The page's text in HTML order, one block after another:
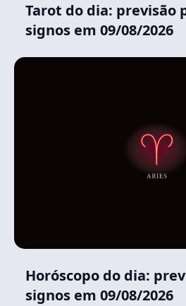
Tarot do dia: previsão
signos em 09/08/2026
Horóscopo do dia:
signos em 09/08/2026